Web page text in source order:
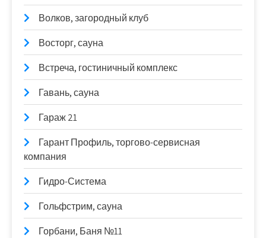
Волков, загородный клуб
Восторг, сауна
Встреча, гостиничный комплекс
Гавань, сауна
Гараж 21
Гарант Профиль, торгово-сервисная
компания
Гидро-Система
Гольфстрим, сауна
Горбани, Баня №11